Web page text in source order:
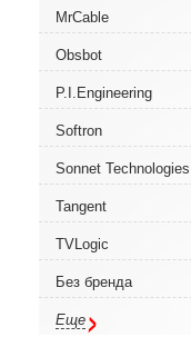
MrCable
Obsbot
P.I.Engineering
Softron
Sonnet Technologies
Tangent
TVLogic
Без бренда
Еще